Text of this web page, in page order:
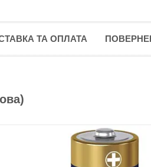
ТА ОПЛАТА